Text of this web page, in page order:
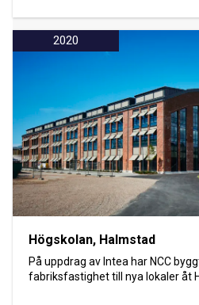
2020
Högskolan, Halmstad
På uppdrag av Intea har NCC
fabriksfastighet till nya lokaler åt